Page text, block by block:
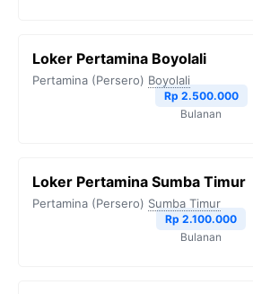
Loker Pertamina Boyolali
Pertamina (Persero) Boyolali
Rp 2.500.000
Bulanan
Loker Pertamina Sumba Timur
Pertamina (Persero) Sumba Timur
Rp 2.100.000
Bulanan